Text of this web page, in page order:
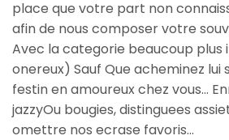
place que votre part non
afin de nous composer votre
Avec la categorie beaucoup plus
onereux) Sauf Que acheminez lui
festin en amoureux chez vous…
jazzyOu bougies, distinguees
omettre nos ecrase favoris…